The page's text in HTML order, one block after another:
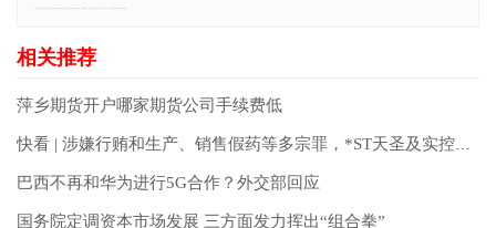
萍乡期货开户哪家期货公司手续费低
巴西不再和华为进行5G合作？外交部回应
国务院定调资本市场发展 三方面发力挥出“组合拳”